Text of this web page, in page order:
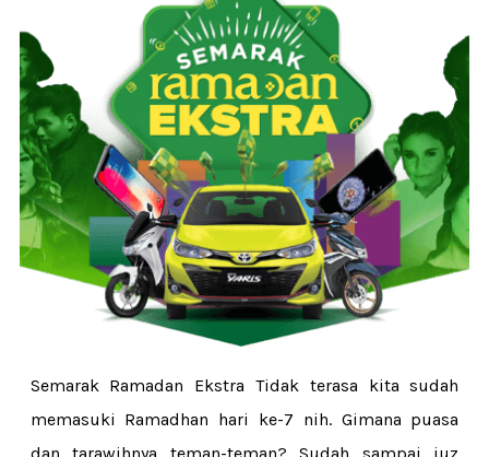
Semarak Ramadan Ekstra Tidak terasa kita sudah
memasuki Ramadhan hari ke-7 nih. Gimana puasa